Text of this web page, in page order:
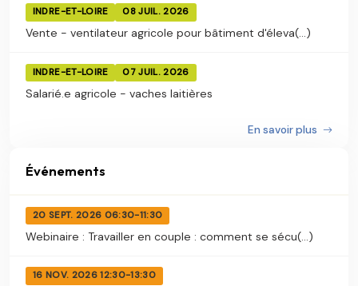
INDRE-ET-LOIRE 08 JUIL. 2026
Vente - ventilateur agricole pour bâtiment d'éleva(...)
INDRE-ET-LOIRE 07 JUIL. 2026
Salarié.e agricole - vaches laitières
En savoir plus
Événements
20 SEPT. 2026 06:30-11:30
Webinaire : Travailler en couple : comment se sécu(...)
16 NOV. 2026 12:30-13:30